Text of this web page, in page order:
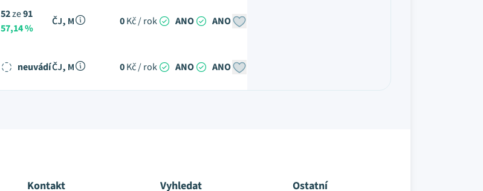
52ze91
57,14 %
ČJ, M 0Kč / rok ANO ANO
neuvádíČJ, M 0Kč / rok ANO ANO
Kontakt Vyhledat Ostatní